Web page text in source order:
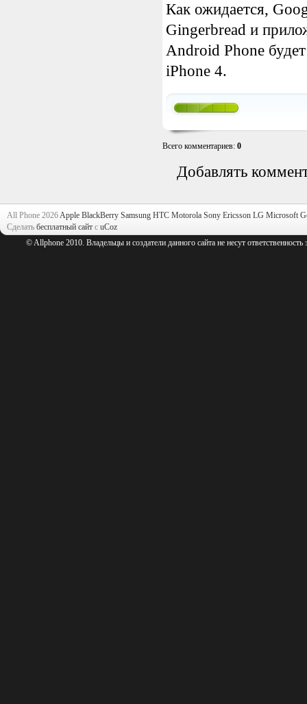
Как ожидается,
Gingerbread и
Android Phone
iPhone 4.
Всего комментариев: 0
Добавлять
All Phone 2026Apple BlackBerry Samsung HTC Motorola Sony Ericsson LG Microsoft
Сделать бесплатный сайт с uCoz
© Allphone 2010. Владельцы и создатели данного сайта не несут